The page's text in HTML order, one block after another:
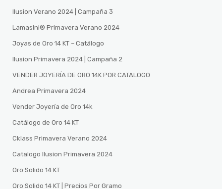
Ilusion Verano 2024 | Campaña 3
Lamasini®️ Primavera Verano 2024
Joyas de Oro 14 KT – Catálogo
Ilusion Primavera 2024 | Campaña 2
VENDER JOYERÍA DE ORO 14K POR CATALOGO
Andrea Primavera 2024
Vender Joyería de Oro 14k
Catálogo de Oro 14 KT
Cklass Primavera Verano 2024
Catalogo Ilusion Primavera 2024
Oro Solido 14 KT
Oro Solido 14 KT | Precios Por Gramo